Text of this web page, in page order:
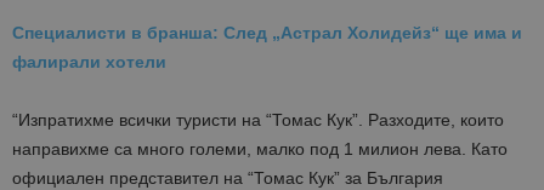
Специалисти в бранша: След „Астрал Холидейз“ ще има и
фалирали хотели
“Изпратихме всички туристи на “Томас Кук”. Разходите, които
направихме са много големи, малко под 1 милион лева. Като
официален представител на “Томас Кук” за България